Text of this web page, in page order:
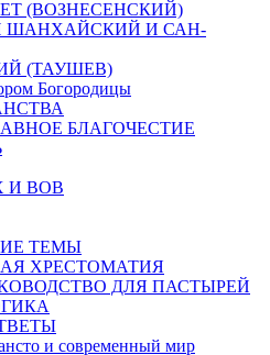
(ВОЗНЕСЕНСКИЙ)
ШАНХАЙСКИЙ И САН-
(ТАУШЕВ)
Богородицы
БЛАГОЧЕСТИЕ
И ВОВ
ТЕМЫ
ХРЕСТОМАТИЯ
ДЛЯ ПАСТЫРЕЙ
и современный мир